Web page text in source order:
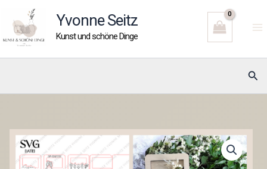
Inhalt
springen
Yvonne Seitz
Kunst und schöne Dinge